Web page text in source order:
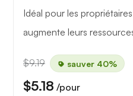
Idéal pour les
augmente leurs
$9.19 sauver 40%
$5.18 /pour